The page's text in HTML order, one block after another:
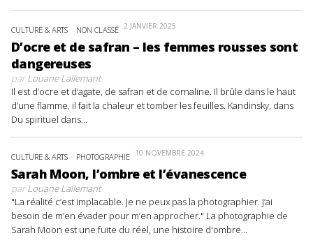
CULTURE & ARTS NON CLASSÉ 2 JANVIER 2025
D’ocre et de safran – les femmes rousses sont
dangereuses
parLouane Lallemant
Il est d’ocre et d’agate, de safran et de cornaline. Il brûle dans le haut
d’une flamme, il fait la chaleur et tomber les feuilles. Kandinsky, dans
Du spirituel dans...
CULTURE & ARTS PHOTOGRAPHIE 10 NOVEMBRE 2024
Sarah Moon, l’ombre et l’évanescence
parLouane Lallemant
"La réalité c’est implacable. Je ne peux pas la photographier. J’ai
besoin de m’en évader pour m’en approcher." La photographie de
Sarah Moon est une fuite du réel, une histoire d'ombre...